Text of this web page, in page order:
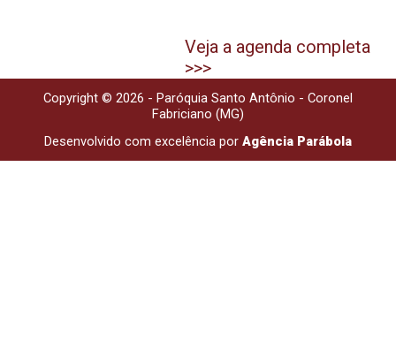
Veja a agenda completa
>>>
Copyright © 2026 - Paróquia Santo Antônio - Coronel
Fabriciano (MG)
Desenvolvido com excelência por Agência Parábola